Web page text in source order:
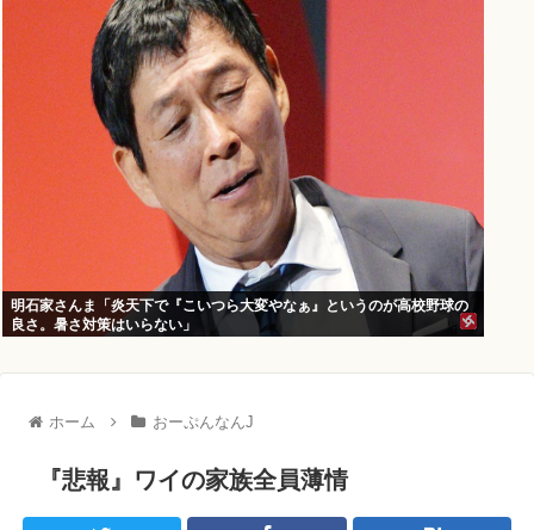
明石家さんま「炎天下で『こいつら大変やなぁ』というのが高校野球の
良さ。暑さ対策はいらない」
ホーム おーぷんなんJ
『悲報』ワイの家族全員薄情